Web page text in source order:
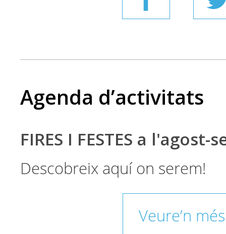
Agenda d’activitats
FIRES I FESTES a l'agost-
Descobreix aquí on serem!
Veure’n més